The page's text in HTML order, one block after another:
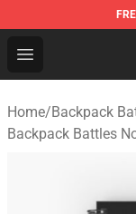
Open menu
Backpack
Home/Backpack
Backpack Battles